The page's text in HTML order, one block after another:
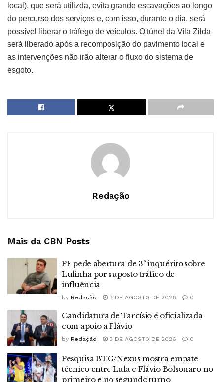
local), que será utilizda, evita grande escavações ao longo
do percurso dos serviços e, com isso, durante o dia, será
possível liberar o tráfego de veículos. O túnel da Vila Zilda
será liberado após a recomposição do pavimento local e
as intervenções não irão alterar o fluxo do sistema de
esgoto.
Redação
Mais da CBN Posts
PF pede abertura de 3º inquérito sobre
Lulinha por suposto tráfico de
influência
by Redação 3 DE AGOSTO DE 2026 0
Candidatura de Tarcísio é oficializada
com apoio a Flávio
by Redação 3 DE AGOSTO DE 2026 0
Pesquisa BTG/Nexus mostra empate
técnico entre Lula e Flávio Bolsonaro no
primeiro e no segundo turno